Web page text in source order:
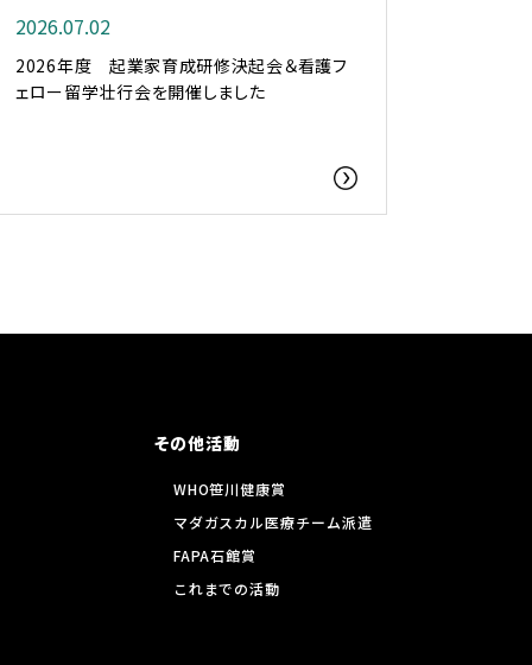
2026.07.02
2026年度 起業家育成研修決起会＆看護フ
ェロー留学壮行会を開催しました
その他活動
WHO笹川健康賞
マダガスカル医療チーム派遣
FAPA石館賞
これまでの活動